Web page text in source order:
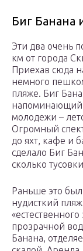
Биг Банана
Эти два очень
км от города
Приехав сюда
немного
пляже. Биг
напоминающий
молодежи –
Огромный
до яхт, кафе и
сделало Биг
сколько
Раньше это
нудисткий
прозрачной
Банана,